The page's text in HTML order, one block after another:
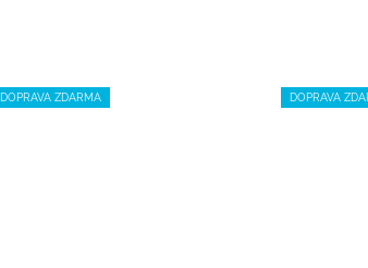
DOPRAVA ZDARMA DOPRAVA